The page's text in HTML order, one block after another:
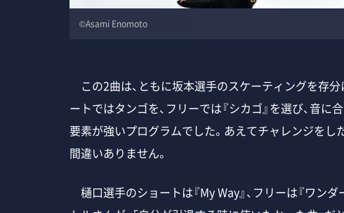
©️Asami Enomoto
この2曲は、ともに坂本選手のスケーティングを存
ートではタンゴを、フリーでは『シカゴ』を選び、音
要素が強いプログラムでした。あえてチャレンジを
間違いありません。
樋口選手のショートは『My Way』、フリーは『ワン